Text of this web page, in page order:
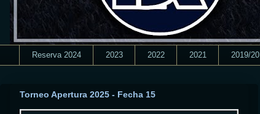
Reserva 2024 2023 2022 2021 2019/20
Torneo Apertura 2025 - Fecha 15